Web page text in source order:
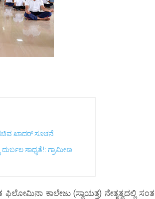
ಖಾದರ್ ಸೂಚನೆ
ಸಾಧ್ಯತೆ!: ಗ್ರಾಮೀಣ
ಕಾಲೇಜು (ಸ್ವಾಯತ್ತ) ನೇತೃತ್ವದಲ್ಲಿ ಸಂತ